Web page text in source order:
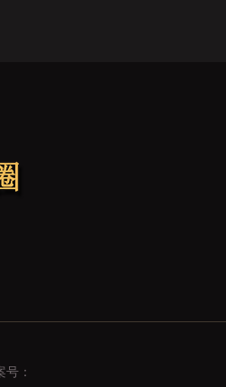
：